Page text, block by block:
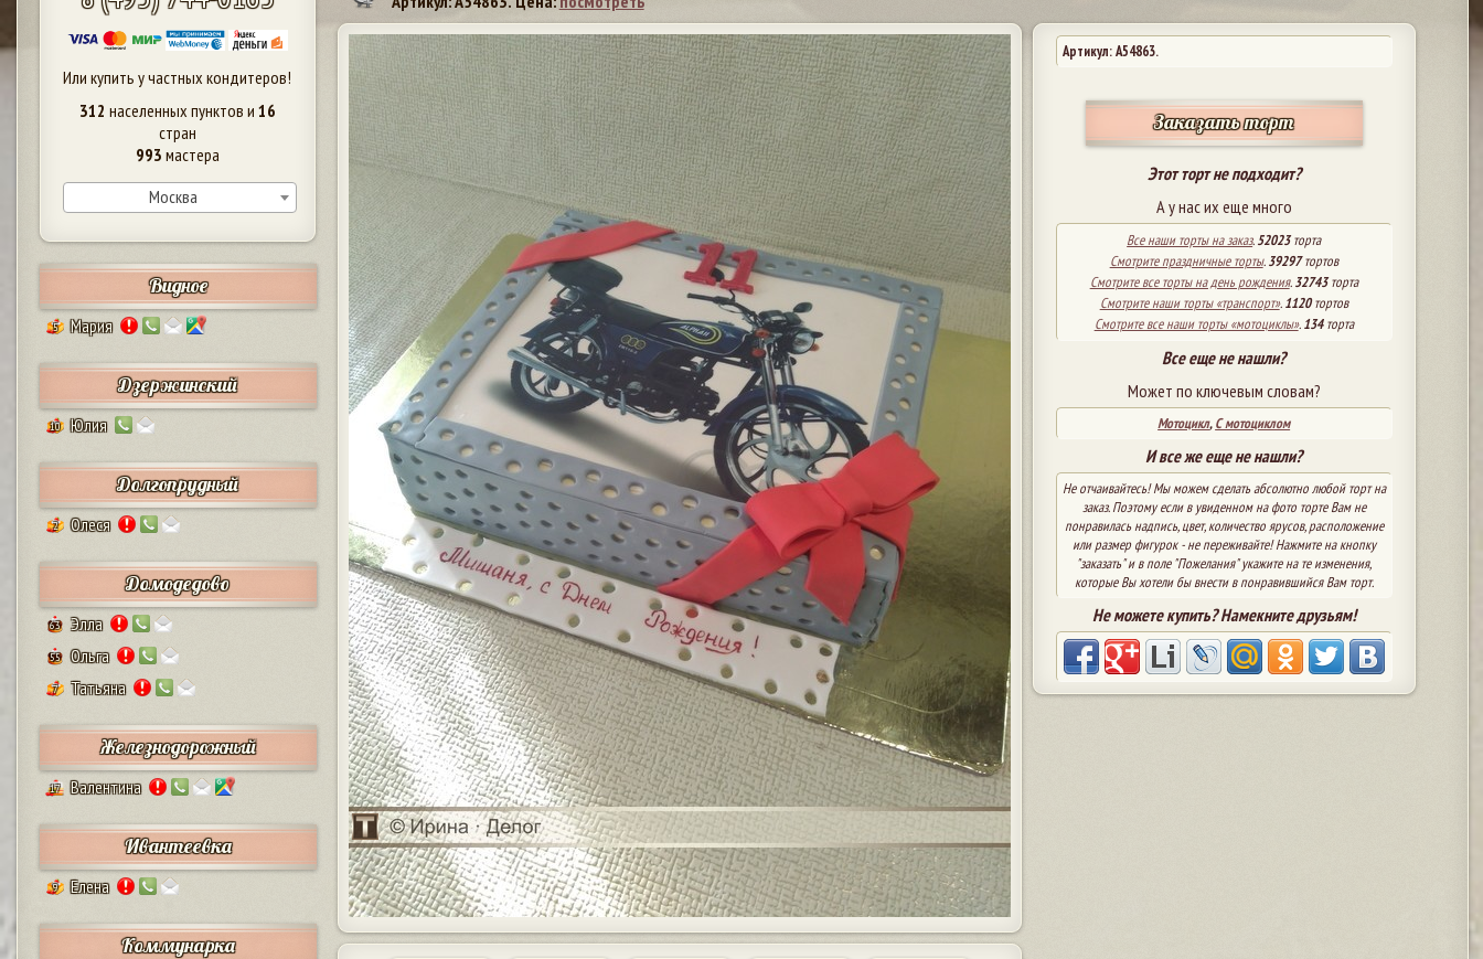
Или купить у частных кондитеров!
312 населенных пунктов и 16
стран
993 мастера
Москва
Видное
5 Мария
Дзержинский
10 Юлия
Долгопрудный
2 Олеся
Домодедово
63 Элла
55 Ольга
7 Татьяна
Железнодорожный
17 Валентина
Ивантеевка
9 Елена
Коммунарка
Артикул: A54863.
Заказать торт
Этот торт не подходит?
А у нас их еще много
Все наши торты на заказ.52023торта
Смотрите праздничные торты.39297тортов
Смотрите все торты на день рождения.32743торта
Смотрите наши торты «транспорт».1120тортов
Смотрите все наши торты «мотоциклы».134торта
Все еще не нашли?
Может по ключевым словам?
Мотоцикл,С мотоциклом
И все же еще не нашли?
Не отчаивайтесь! Мы можем сделать абсолютно любой торт на
заказ. Поэтому если в увиденном на фото торте Вам не
понравилась надпись, цвет, количество ярусов, расположение
или размер фигурок - не переживайте! Нажмите на кнопку
"заказать" и в поле "Пожелания" укажите на те изменения,
которые Вы хотели бы внести в понравившийся Вам торт.
Не можете купить? Намекните друзьям!